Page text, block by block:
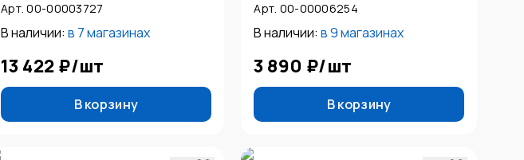
Арт. 00-00003727
В наличии: в 7 магазинах
13 422 ₽/шт
В корзину
Арт. 00-00006254
В наличии: в9 магазинах
3 890 ₽/шт
В корзину